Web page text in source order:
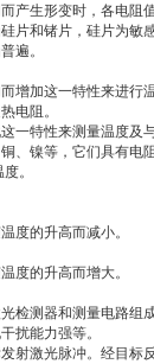
产生形变时，各电阻
片和锗片，硅片为
遍。
增加这一特性来进
电阻。
一特性来测量温度
、镍等，它们具有
。
度的升高而减小。
度的升高而增大。
检测器和测量电路
扰能力强等。
射激光脉冲。经目标